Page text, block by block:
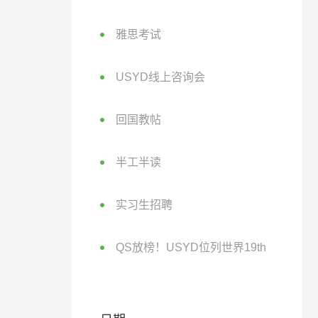
雅思考试
USYD线上咨询会
回国教帖
半工半读
实习生招聘
QS放榜！USYD位列世界19th